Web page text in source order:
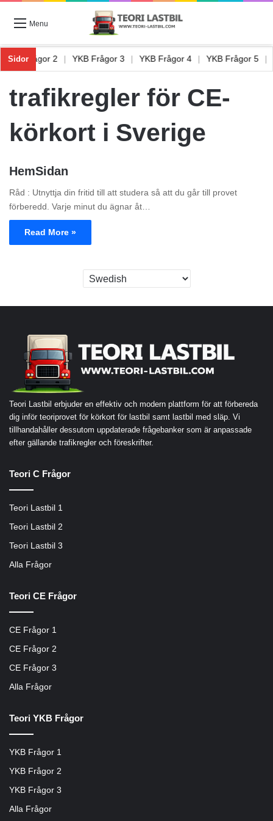
Menu
Sidor
YKB Frågor 2 YKB Frågor 3 YKB Frågor 4 YKB Frågor 5
trafikregler för CE-
körkort i Sverige
HemSidan
Råd : Utnyttja din fritid till att studera så att du går till provet
förberedd. Varje minut du ägnar åt…
Read More »
Teori Lastbil erbjuder en effektiv och modern plattform för att förbereda
dig inför teoriprovet för körkort för lastbil samt lastbil med släp. Vi
tillhandahåller dessutom uppdaterade frågebanker som är anpassade
efter gällande trafikregler och föreskrifter.
Teori C Frågor
Teori Lastbil 1
Teori Lastbil 2
Teori Lastbil 3
Alla Frågor
Teori CE Frågor
CE Frågor 1
CE Frågor 2
CE Frågor 3
Alla Frågor
Teori YKB Frågor
YKB Frågor 1
YKB Frågor 2
YKB Frågor 3
Alla Frågor